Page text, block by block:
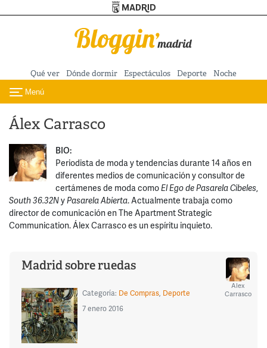
Pasar al contenido principal
Qué ver Dónde dormir Espectáculos Deporte Noche
Toggle navigation
Menú
Álex Carrasco
BIO:
Periodista de moda y tendencias durante 14 años en
diferentes medios de comunicación y consultor de
certámenes de moda comoEl Ego de Pasarela Cibeles,
South 36.32NyPasarela Abierta. Actualmente trabaja como
director de comunicación en The Apartment Strategic
Communication. Álex Carrasco es un espíritu inquieto.
Madrid sobre ruedas
Alex
Carrasco
Categoría: De Compras, Deporte
7 enero 2016